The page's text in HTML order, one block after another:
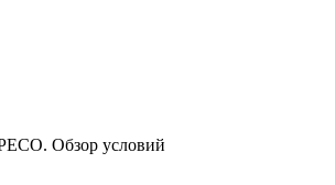
Обзор условий